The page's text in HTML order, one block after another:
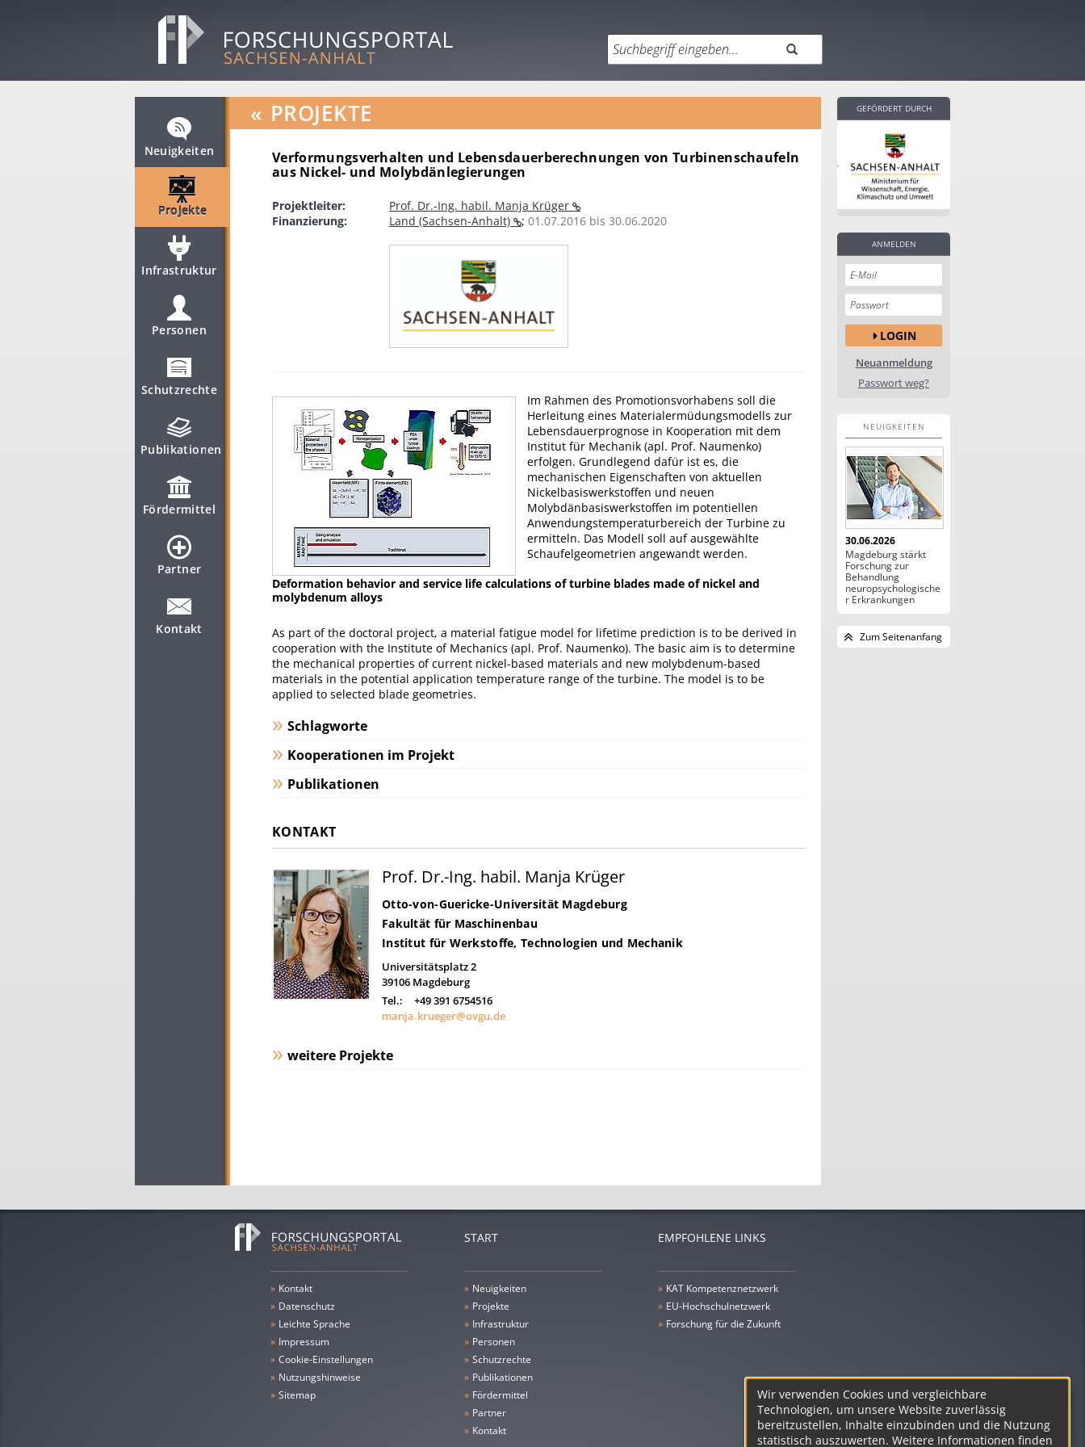
Neuigkeiten
Projekte
Infrastruktur
Personen
Schutzrechte
Publikationen
Fördermittel
Partner
Kontakt
« PROJEKTE
Verformungsverhalten und Lebensdauerberechnungen von Turbinenschaufeln
aus Nickel- und Molybdänlegierungen
Projektleiter:
Prof. Dr.-Ing. habil. Manja Krüger
Finanzierung:
Land (Sachsen-Anhalt) ; 01.07.2016 bis 30.06.2020
Im Rahmen des Promotionsvorhabens soll die
Herleitung eines Materialermüdungsmodells zur
Lebensdauerprognose in Kooperation mit dem
Institut für Mechanik (apl. Prof. Naumenko)
erfolgen. Grundlegend dafür ist es, die
mechanischen Eigenschaften von aktuellen
Nickelbasiswerkstoffen und neuen
Molybdänbasiswerkstoffen im potentiellen
Anwendungstemperaturbereich der Turbine zu
ermitteln. Das Modell soll auf ausgewählte
Schaufelgeometrien angewandt werden.
Deformation behavior and service life calculations of turbine blades made of nickel and
molybdenum alloys
As part of the doctoral project, a material fatigue model for lifetime prediction is to be derived in
cooperation with the Institute of Mechanics (apl. Prof. Naumenko). The basic aim is to determine
the mechanical properties of current nickel-based materials and new molybdenum-based
materials in the potential application temperature range of the turbine. The model is to be
applied to selected blade geometries.
Schlagworte
Kooperationen im Projekt
Publikationen
KONTAKT
Prof. Dr.-Ing. habil. Manja Krüger
Otto-von-Guericke-Universität Magdeburg
Fakultät für Maschinenbau
Institut für Werkstoffe, Technologien und Mechanik
Universitätsplatz 2
39106 Magdeburg
Tel.:
+49 391 6754516
manja.krueger@ovgu.de
weitere Projekte
GEFÖRDERT DURCH
ANMELDEN
LOGIN
Neuanmeldung
Passwort weg?
NEUIGKEITEN
30.06.2026
Magdeburg stärkt
Forschung zur
Behandlung
neuropsychologische
r Erkrankungen
Zum Seitenanfang
»
Kontakt
»
Datenschutz
» leichte Sprache
» Impressum
»
Cookie-Einstellungen
»
Nutzungshinweise
»
Sitemap
START
» Neuigkeiten
» Projekte
» Infrastruktur
» Personen
» Schutzrechte
» Publikationen
» Fördermittel
» Partner
» Kontakt
EMPFOHLENE LINKS
» KAT Kompetenznetzwerk
» EU-Hochschulnetzwerk
» Forschung für die Zukunft
Wir verwenden Cookies und vergleichbare
Technologien, um unsere Website zuverlässig
bereitzustellen, Inhalte einzubinden und die Nutzung
statistisch auszuwerten. Weitere Informationen finden